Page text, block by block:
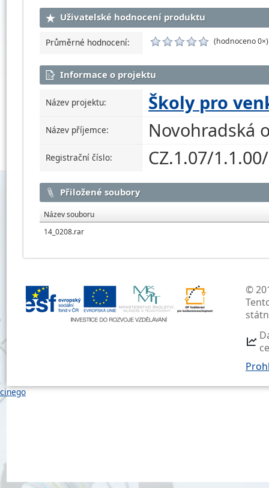
Uživatelské hodnocení produktu
Průměrné hodnocení: (hodnoceno 0×)
Informace o projektu
Název projektu: Školy pro
Název příjemce: Novohradská
Registrační číslo: CZ.1.07/
Přiložené soubory
Název souboru
14_0208.rar
©
cinego